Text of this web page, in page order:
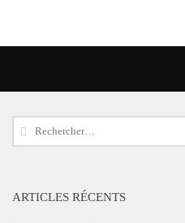
Rechercher :
ARTICLES RÉCENTS